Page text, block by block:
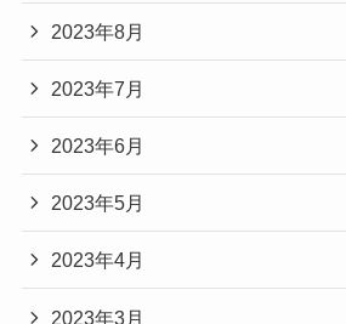
2023年8月
2023年7月
2023年6月
2023年5月
2023年4月
2023年3月